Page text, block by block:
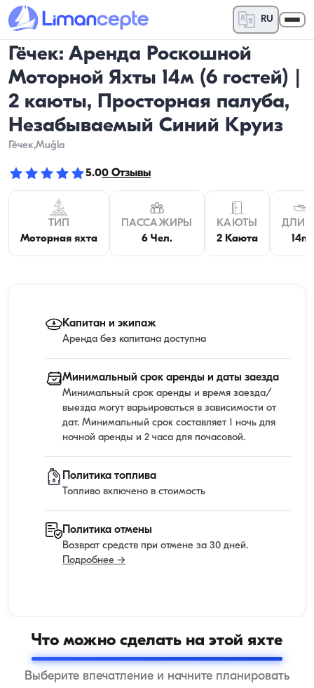
RU
Гёчек: Аренда Роскошной
Моторной Яхты 14м (6 гостей) |
2 каюты, Просторная палуба,
Незабываемый Синий Круиз
Гёчек,Muğla
5.00 Отзывы
ТИП
Моторная яхта
ПАССАЖИРЫ
6 Чел.
КАЮТЫ
2 Каюта
14m
Капитан и экипаж
Аренда без капитана доступна
Минимальный срок аренды и даты заезда
Минимальный срок аренды и время заезда/
выезда могут варьироваться в зависимости от
дат. Минимальный срок составляет 1 ночь для
ночной аренды и 2 часа для почасовой.
Политика топлива
Топливо включено в стоимость
Политика отмены
Возврат средств при отмене за 30 дней.
Подробнее →
Что можно сделать на этой яхте
Выберите впечатление и начните планировать